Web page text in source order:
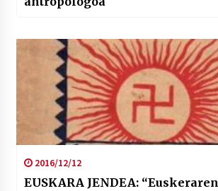
2016/12/12
EUSKARA JENDEA: “Euskeraren